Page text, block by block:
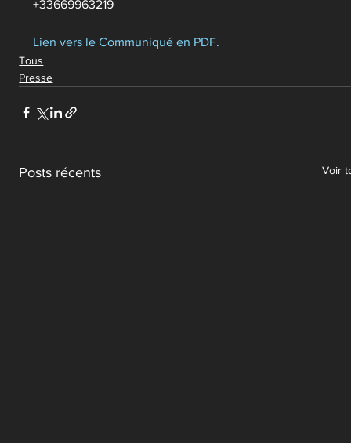
+33669963219
Lien vers le Communiqué en PDF.
Tous
Presse
Posts récents Voir